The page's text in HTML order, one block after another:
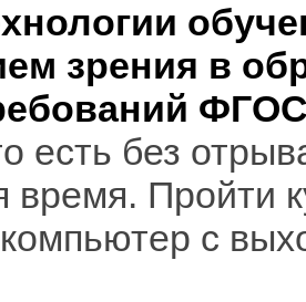
зрения в
есть без
время. Пройти
с